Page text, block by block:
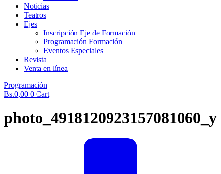
Noticias
Teatros
Ejes
Inscripción Eje de Formación
Programación Formación
Eventos Especiales
Revista
Venta en línea
Programación
Bs.0,00 0 Cart
photo_4918120923157081060_y